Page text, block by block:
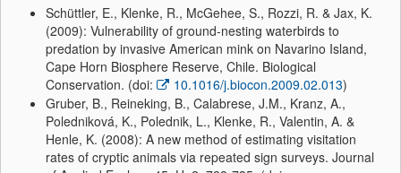
Schüttler, E., Klenke, R., McGehee, S., Rozzi, R. & Jax, K.
(2009): Vulnerability of ground-nesting waterbirds to
predation by invasive American mink on Navarino Island,
Cape Horn Biosphere Reserve, Chile. Biological
Conservation. (doi:
10.1016/j.biocon.2009.02.013)
Gruber, B., Reineking, B., Calabrese, J.M., Kranz, A.,
Poledniková, K., Polednik, L., Klenke, R., Valentin, A. &
Henle, K. (2008): A new method of estimating visitation
rates of cryptic animals via repeated sign surveys. Journal